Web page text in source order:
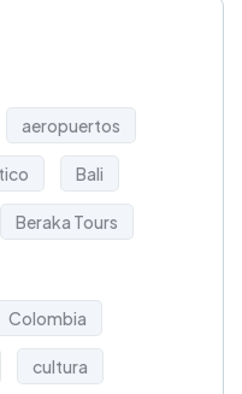
aeropuertos
Bali
Beraka Tours
Colombia
cultura